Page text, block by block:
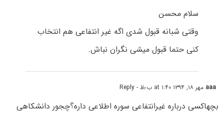
سلام محسن
وقتی شبانه قبول شدی اگه غیر انتفاعی هم انتخاب
کنی حتما قبول میشی نگران نباش.
aaa مهر ۱۸, ۱۳۹۴ at ۱:۴۰ ب٫ظ - Reply
بچهاکسی درباره غیرانتفاعی سوره اطلاعی داره؟چجور دانشکاهی